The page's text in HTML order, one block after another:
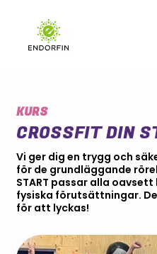
KURS
CROSSFIT DIN
Vi ger dig en trygg och
för de grundläggande
START passar alla
fysiska förutsättningar.
för att lyckas!